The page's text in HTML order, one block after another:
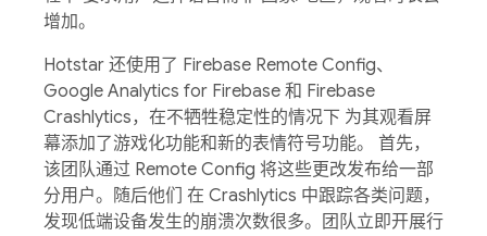
增加。
Hotstar 还使用了 Firebase Remote Config、
Google Analytics for Firebase 和 Firebase
Crashlytics，在不牺牲稳定性的情况下 为其观看屏
幕添加了游戏化功能和新的表情符号功能。 首先，
该团队通过 Remote Config 将这些更改发布给一部
分用户。随后他们 在 Crashlytics 中跟踪各类问题，
发现低端设备发生的崩溃次数很多。团队立即开展行